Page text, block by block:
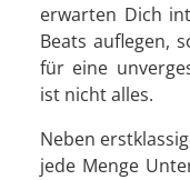
erwarten Dich
Beats auflegen,
für eine
ist nicht alles.
Neben
jede Menge